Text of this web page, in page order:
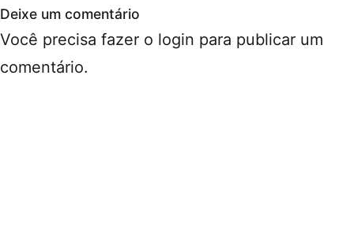
Deixe um comentário
Você precisa fazer o login para publicar um
comentário.